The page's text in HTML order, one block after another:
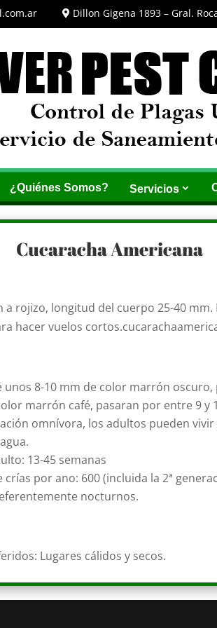
Dillon Gigena 1893 – Gral.
¿Quiénes Somos? Servicios
Cucaracha Americana
a rojizo, longitud del cuerpo 25-40
hacer vuelos
unos 8-10 mm de color marrón
marrón café, pasaran por entre 9 y
omnívora, los adultos pueden
13-45 semanas
crías por ano: 600 (incluida la 2ª
nocturnos.
Lugares cálidos y secos.